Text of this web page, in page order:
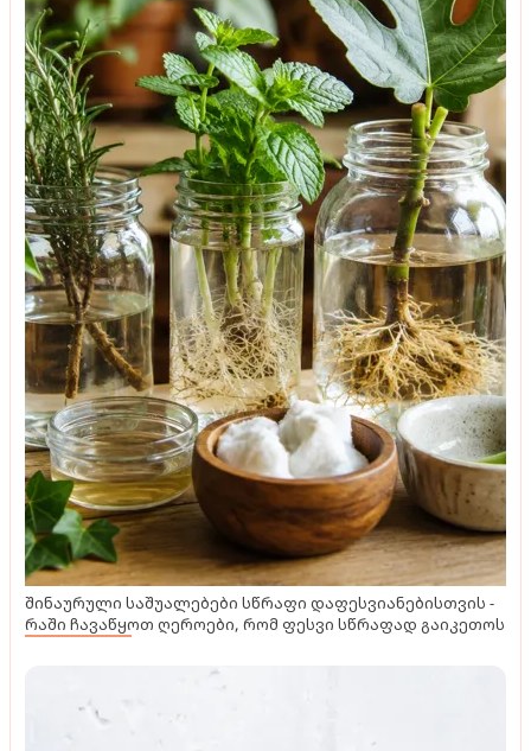
შინაურული საშუალებები სწრაფი დაფესვიანებისთვის -
რაში ჩავაწყოთ ღეროები, რომ ფესვი სწრაფად გაიკეთოს